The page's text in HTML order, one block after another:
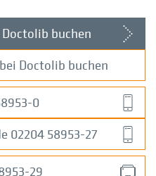
buchen
Doctolib buchen
0
02204 58953-27
29